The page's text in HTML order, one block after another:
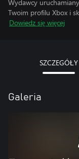
Wydawcy
Twoim profilu Xbox i
Dowiedz się więcej
SZCZEGÓŁY
Galeria